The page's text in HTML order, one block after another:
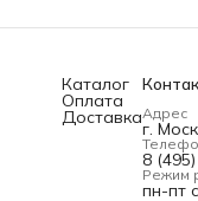
Каталог
Оплата
ДоставкаАдрес
г.
8
Режим
пн-пт